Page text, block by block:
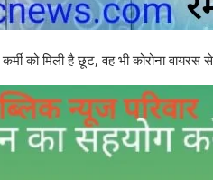
को मिली है छूट, वह भी कोरोना वायरस